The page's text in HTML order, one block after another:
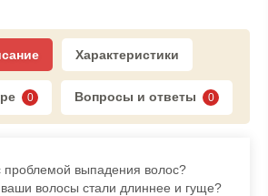
Характеристики
0 Вопросы и ответы 0
проблемой выпадения волос?
волосы стали длиннее и гуще?